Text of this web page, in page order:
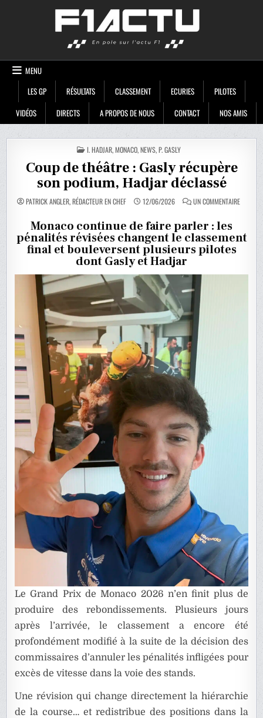
MENU
LES GP
RÉSULTATS CLASSEMENT ECURIES
PILOTES
VIDÉOS
DIRECTS A PROPOS DE NOUS CONTACT NOS AMIS
POSTED
IN
I. HADJAR,MONACO,NEWS,P. GASLY
Coup de théâtre : Gasly récupère
son podium, Hadjar déclassé
PATRICK ANGLER, RÉDACTEUR EN CHEF 12/06/2026 UN COMMENTAIRESUR
COUP
GASLY
Monaco continue de faire parler : les
pénalités révisées changent le classement
final et bouleversent plusieurs pilotes
dont Gasly et Hadjar
Le Grand Prix de Monaco 2026 n’en finit plus de
produire des rebondissements. Plusieurs jours
après l’arrivée, le classement a encore été
profondément modifié à la suite de la décision des
commissaires d’annuler les pénalités infligées pour
excès de vitesse dans la voie des stands.
Une révision qui change directement la hiérarchie
de la course… et redistribue des positions dans la